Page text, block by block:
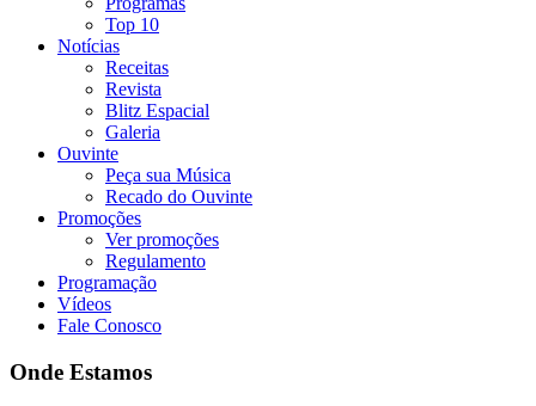
Top 10
Notícias
Receitas
Revista
Blitz Espacial
Galeria
Ouvinte
Peça sua Música
Recado do Ouvinte
Promoções
Ver promoções
Regulamento
Programação
Vídeos
Fale Conosco
Onde Estamos